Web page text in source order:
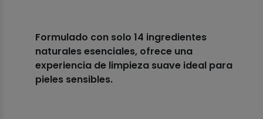
Formulado con solo 14 ingredientes
naturales esenciales, ofrece una
experiencia de limpieza suave ideal para
pieles sensibles.